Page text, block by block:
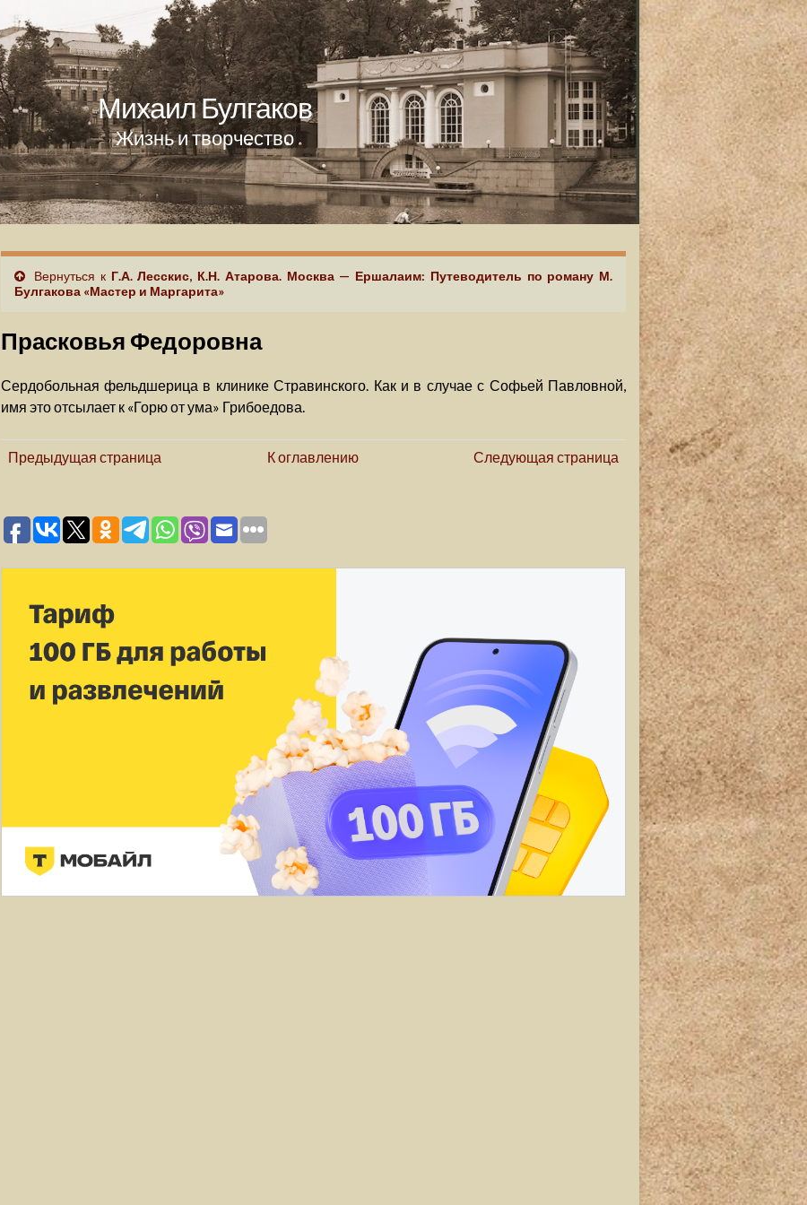
Михаил Булгаков
Жизнь и творчество
Вернуться к Г.А. Лесскис, К.Н. Атарова. Москва — Ершалаим: Путеводитель по роману М.
Булгакова «Мастер и Маргарита»
Прасковья Федоровна
Сердобольная фельдшерица в клинике Стравинского. Как и в случае с Софьей Павловной,
имя это отсылает к «Горю от ума» Грибоедова.
Предыдущая страница К оглавлению Следующая страница